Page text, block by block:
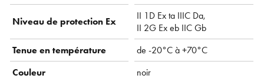
Niveau de protection Ex
II 1D Ex ta IIIC Da,
II 2G Ex eb IIC Gb
Tenue en température
de -20°C à +70°C
Couleur
noir